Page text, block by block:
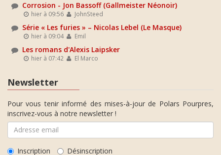
Corrosion - Jon Bassoff (Gallmeister Néonoir)
hier à 09:56 JohnSteed
Série « Les furies » – Nicolas Lebel (Le Masque)
hier à 09:04 Emil
Les romans d'Alexis Laipsker
hier à 07:42 El Marco
Newsletter
Pour vous tenir informé des mises-à-jour de Polars Pourpres,
inscrivez-vous à notre newsletter !
Inscription Désinscription